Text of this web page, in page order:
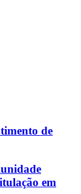
de
em